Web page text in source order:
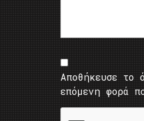
Αποθήκευσε το
επόμενη φορά